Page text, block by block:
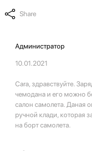
Share
Администратор
10.01.2021
Cara, здравствуйте.
чемодана и его можно
салон самолета. Даная
ручной клади, которая
на борт самолета.